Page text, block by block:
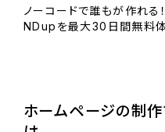
ノーコードで誰もが作れ
NDupを最大30日間無料
ホームページの制作